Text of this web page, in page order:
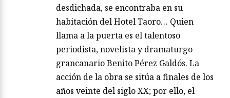
desdichada, se encontraba en su
habitación del Hotel Taoro… Quien
llama a la puerta es el talentoso
periodista, novelista y dramaturgo
grancanario Benito Pérez Galdós. La
acción de la obra se sitúa a finales de los
años veinte del siglo XX; por ello, el